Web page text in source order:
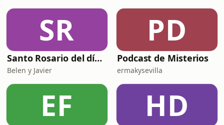
SR
Santo Rosario del día. 🙏 Reza con nosotros en castellano 🇪🇸
Belen y Javier
PD
Podcast de Misterios
ermakysevilla
EF HD